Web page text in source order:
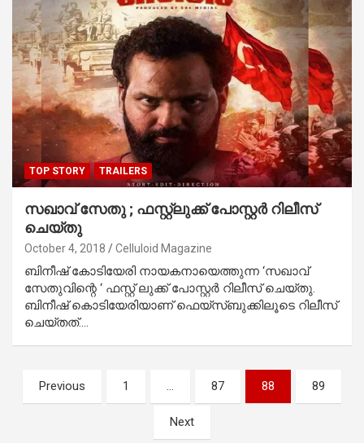
TOP STORY TRAILERS
സഖാവ് സേതു ; ഫസ്റ്റ്‌ലുക്ക് പോസ്റ്റര്‍ റിലീസ്
ചെയ്തു
October 4, 2018 Celluloid Magazine
ബിനീഷ് കോടിയേരി നായകനായെത്തുന്ന ‘സഖാവ്
സേതുവിന്റെ ‘ ഫസ്റ്റ് ലുക്ക് പോസ്റ്റര്‍ റിലീസ് ചെയ്തു.
ബിനീഷ് കൊടിയേരിയാണ് ഫെയ്‌സ്ബുക്കിലൂടെ റിലീസ്
ചെയ്തത്.…
Posts
pagination
Previous 1 … 87 88 89
Next